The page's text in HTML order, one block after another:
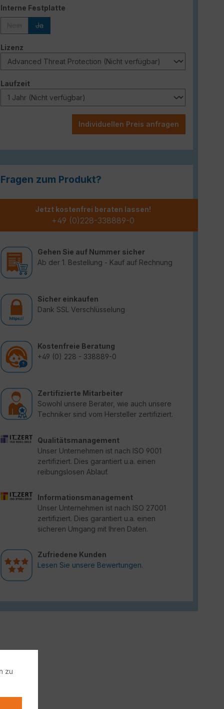
Interne Festplatte
Ja
Lizenz
Laufzeitauswählen
Individuellen Preis anfragen
Fragen zum Produkt?
Jetzt kostenfrei beraten lassen!
+49 (0)228-338889-0
Gehen Sie auf Nummer sicher
Ab der 1. Bestellung - Kauf auf Rechnung
Sicher einkaufen
Dank SSL Verschlüsselung
Kostenfreie Beratung
+49 (0) 228 - 338889-0
Zertifizierte Mitarbeiter
Sowohl unsere Berater, wie auch unsere
Techniker sind vom Hersteller zertifiziert.
Qualitätsmanagement
Unser Unternehmen ist nach ISO 9001
zertifiziert. Dies garantiert u.a. einen
reibungslosen Ablauf.
Informationsmanagement
Unser Unternehmen ist nach ISO 27001
zertifiziert. Dies garantiert u.a. einen
sicheren Umgang mit Ihren Daten.
Zufriedene Kunden
Lesen Sie unsere Bewertungen.
zu